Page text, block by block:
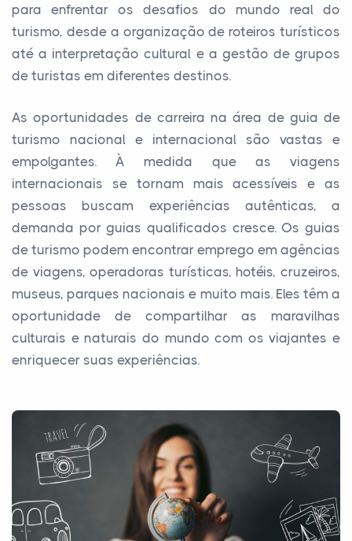
para enfrentar os desafios do mundo real do
turismo, desde a organização de roteiros turísticos
até a interpretação cultural e a gestão de grupos
de turistas em diferentes destinos.
As oportunidades de carreira na área de guia de
turismo nacional e internacional são vastas e
empolgantes. À medida que as viagens
internacionais se tornam mais acessíveis e as
pessoas buscam experiências autênticas, a
demanda por guias qualificados cresce. Os guias
de turismo podem encontrar emprego em agências
de viagens, operadoras turísticas, hotéis, cruzeiros,
museus, parques nacionais e muito mais. Eles têm a
oportunidade de compartilhar as maravilhas
culturais e naturais do mundo com os viajantes e
enriquecer suas experiências.